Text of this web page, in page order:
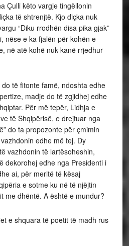
Çulli këto vargje tingëllonin
të shtrenjtë. Kjo diçka nuk
“Diku rrodhën disa pika gjak”
nëse e ka fjalën për kohën e
në atë kohë nuk kanë rrjedhur
të fitonte famë, ndoshta edhe
madje do të zgjidhej edhe
Për më tepër, Lidhja e
të Shqipërisë, e drejtuar nga
do ta propozonte për çmimin
edhe më tej. Dy
vazhdonin të lartësoheshin,
dekorohej edhe nga Presidenti i
ai, për meritë të kësaj
e sotme ku në të njëjtin
me dhëntë. A është e mundur?
e shquara të poetit të madh rus